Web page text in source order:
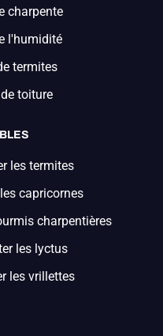
charpente
l'humidité
termites
toiture
les termites
capricornes
charpentières
les lyctus
les vrillettes